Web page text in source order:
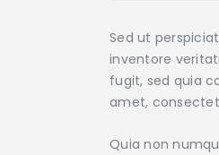
Sed ut
inventore
fugit, sed quia
amet,
Quia non